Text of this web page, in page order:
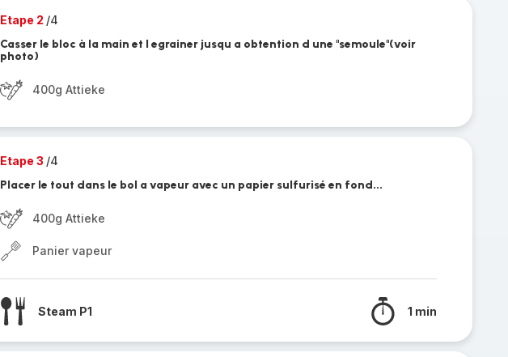
Etape 2 /4
Casser le bloc à la main et l egrainer jusqu a obtention d une "semoule"(voir
photo)
400g Attieke
Etape 3 /4
Placer le tout dans le bol a vapeur avec un papier sulfurisé en fond...
400g Attieke
Panier vapeur
Steam P1 1 min